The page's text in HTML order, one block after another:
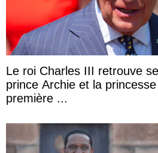
Le roi Charles III retrouve
prince Archie et la
première ...